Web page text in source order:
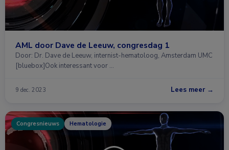
AML door Dave de Leeuw, congresdag 1
Door: Dr. Dave de Leeuw, internist-hematoloog, Amsterdam UMC
[bluebox]Ook interessant voor …
9 dec. 2023 Lees meer →
Congresnieuws Hematologie